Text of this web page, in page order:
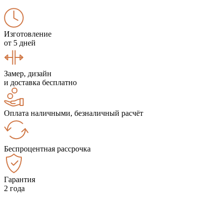
Изготовление
от 5 дней
Замер, дизайн
и доставка бесплатно
Оплата наличными, безналичный расчёт
Беспроцентная рассрочка
Гарантия
2 года